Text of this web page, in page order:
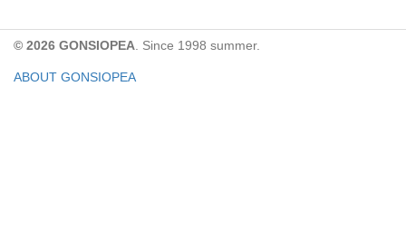
© 2026 GONSIOPEA . Since 1998 summer.
ABOUT GONSIOPEA